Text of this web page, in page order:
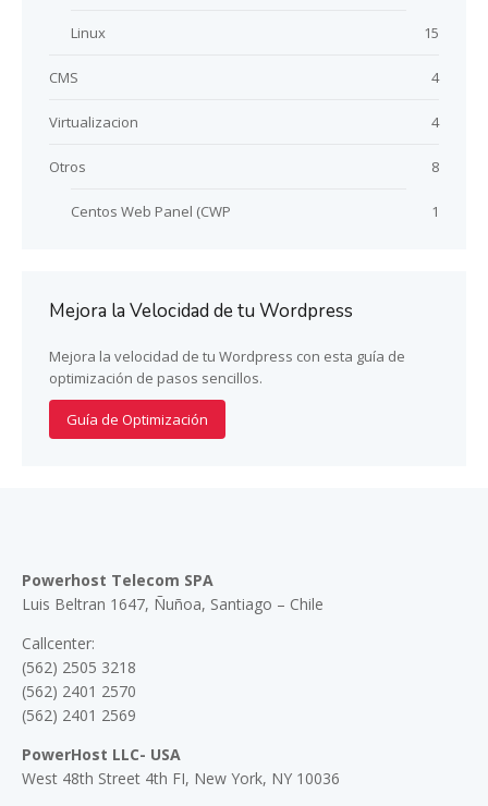
Linux 15
CMS 4
Virtualizacion 4
Otros 8
Centos Web Panel (CWP 1
Mejora la Velocidad de tu Wordpress
Mejora la velocidad de tu Wordpress con esta guía de
optimización de pasos sencillos.
Guía de Optimización
Powerhost Telecom SPA
Luis Beltran 1647, Ñuñoa, Santiago – Chile
Callcenter:
(562) 2505 3218
(562) 2401 2570
(562) 2401 2569
PowerHost LLC- USA
West 48th Street 4th FI, New York, NY 10036